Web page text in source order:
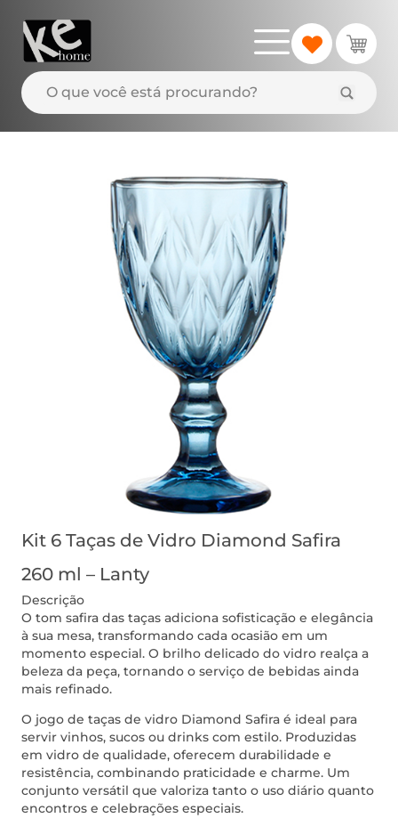
Kit 6 Taças de Vidro Diamond Safira
260 ml – Lanty
Descrição
O tom safira das taças adiciona sofisticação e elegância
à sua mesa, transformando cada ocasião em um
momento especial. O brilho delicado do vidro realça a
beleza da peça, tornando o serviço de bebidas ainda
mais refinado.
O jogo de taças de vidro Diamond Safira é ideal para
servir vinhos, sucos ou drinks com estilo. Produzidas
em vidro de qualidade, oferecem durabilidade e
resistência, combinando praticidade e charme. Um
conjunto versátil que valoriza tanto o uso diário quanto
encontros e celebrações especiais.